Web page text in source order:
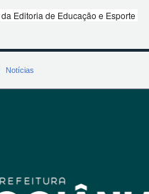
Editoria de Educação e Esporte
Notícias